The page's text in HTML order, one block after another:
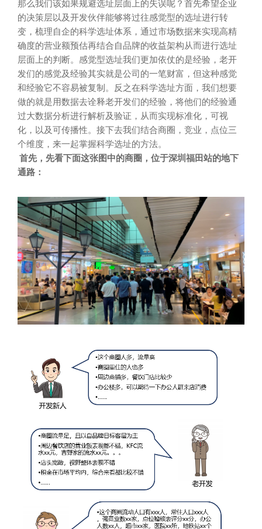
那么我们该如果规避选址层面上的失误呢？首先希望企业
的决策层以及开发伙伴能够将过往感觉型的选址进行转
变，梳理自企的科学选址体系，通过市场数据来实现高精
确度的营业额预估再结合自品牌的收益架构从而进行选址
层面上的判断。感觉型选址我们更加依仗的是经验，老开
发们的感觉及经验其实就是公司的一笔财富，但这种感觉
和经验它不容易被复制。反之在科学选址方面，我们想要
做的就是用数据去诠释老开发们的经验，将他们的经验通
过大数据分析进行解析及验证，从而实现标准化，可视
化，以及可传播性。接下去我们结合商圈，竞业，点位三
个维度，来一起掌握科学选址的方法。
首先，先看下面这张图中的商圈，位于深圳福田站的地下
通路：